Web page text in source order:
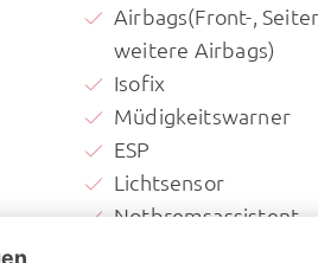
Airbags(Front-,
weitere Airbags)
Isofix
Müdigkeitswarner
ESP
Lichtsensor
Notbremsassistent